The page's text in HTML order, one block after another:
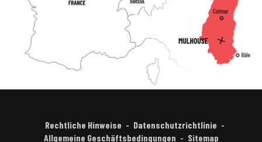
Rechtliche Hinweise
Datenschutzrichtlinie
Allgemeine Geschäftsbedingungen
Sitemap